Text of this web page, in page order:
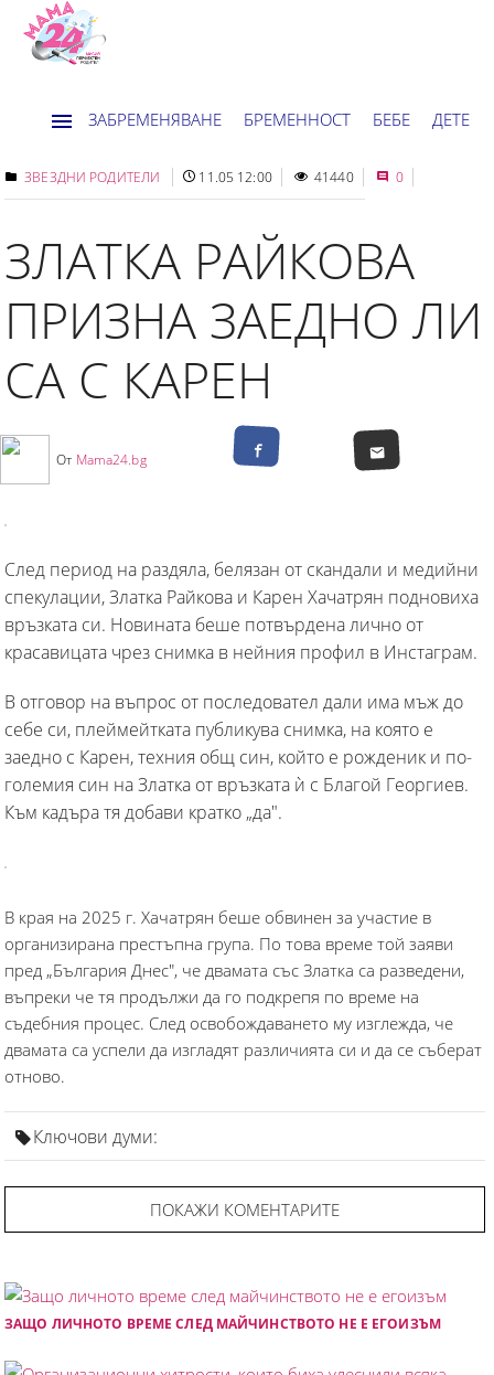
ЗАБРЕМЕНЯВАНЕ БРЕМЕННОСТ БЕБЕ ДЕТЕ
ДОМ НОВИНИ ХОРОСКОП
ЗВЕЗДНИ РОДИТЕЛИ 11.05 12:00 41440 0
ЗЛАТКА РАЙКОВА
ПРИЗНА ЗАЕДНО ЛИ
СА С КАРЕН
От Mama24.bg
След период на раздяла, белязан от скандали и медийни
спекулации, Златка Райкова и Карен Хачатрян подновиха
връзката си. Новината беше потвърдена лично от
красавицата чрез снимка в нейния профил в Инстаграм.
В отговор на въпрос от последовател дали има мъж до
себе си, плеймейтката публикува снимка, на която е
заедно с Карен, техния общ син, който е рожденик и по-
големия син на Златка от връзката ѝ с Благой Георгиев.
Към кадъра тя добави кратко „да".
В края на 2025 г. Хачатрян беше обвинен за участие в
организирана престъпна група. По това време той заяви
пред „България Днес", че двамата със Златка са разведени,
въпреки че тя продължи да го подкрепя по време на
съдебния процес. След освобождаването му изглежда, че
двамата са успели да изгладят различията си и да се съберат
отново.
Ключови думи:
ПОКАЖИ КОМЕНТАРИТЕ
ЗАЩО ЛИЧНОТО ВРЕМЕ СЛЕД МАЙЧИНСТВОТО НЕ Е ЕГОИЗЪМ